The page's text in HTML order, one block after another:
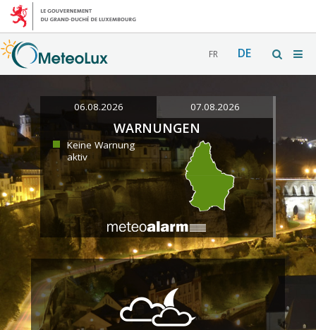
FR DE
06.08.2026 07.08.2026
WARNUNGEN
Keine Warnung
aktiv